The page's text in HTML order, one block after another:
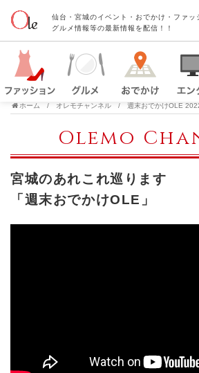
仙台・宮城のイベント・おでかけ・ファッ
グルメ情報等の最新情報を配信！！
ホーム オレモチャンネル 週末おでかけOLE
Olemo
宮城のあれこれ巡ります
「週末おでかけOLE」